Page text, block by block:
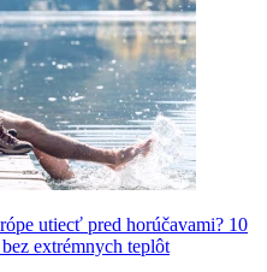
utiecť pred horúčavami? 10
extrémnych teplôt